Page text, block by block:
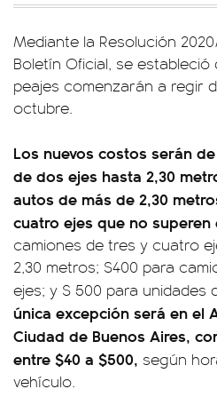
Mediante la Resolución
Boletín Oficial, se
peajes comenzarán a regir
octubre.
Los nuevos costos serán
de dos ejes hasta 2,30
autos de más de 2,30
cuatro ejes que no superen
camiones de tres y cuatro
2,30 metros; $400 para
ejes; y $ 500 para unidades
única excepción será en el
Ciudad de Buenos Aires,
entre $40 a $500, según
vehículo.